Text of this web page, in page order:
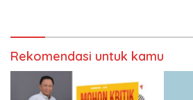
Rekomendasi untuk kamu